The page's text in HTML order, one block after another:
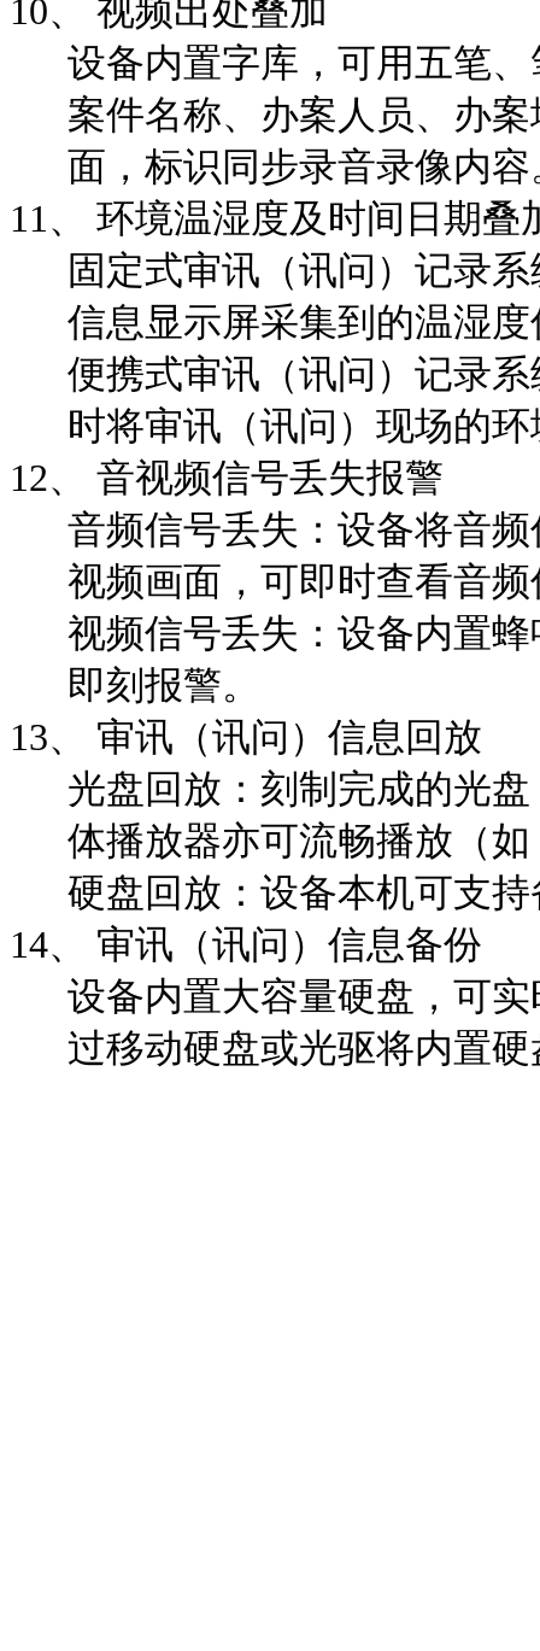
10、 视频出处叠加
设备内置字库，可用五笔
案件名称、办案人员、办
面，标识同步录音录像内容
11、 环境温湿度及时间日期叠
固定式审讯（讯问）记录
信息显示屏采集到的温湿
便携式审讯（讯问）记录
时将审讯（讯问）现场的
12、 音视频信号丢失报警
音频信号丢失：设备将音
视频画面，可即时查看音
视频信号丢失：设备内置
即刻报警。
13、 审讯（讯问）信息回放
光盘回放：刻制完成的光
体播放器亦可流畅播放（如
硬盘回放：设备本机可支
14、 审讯（讯问）信息备份
设备内置大容量硬盘，可
过移动硬盘或光驱将内置